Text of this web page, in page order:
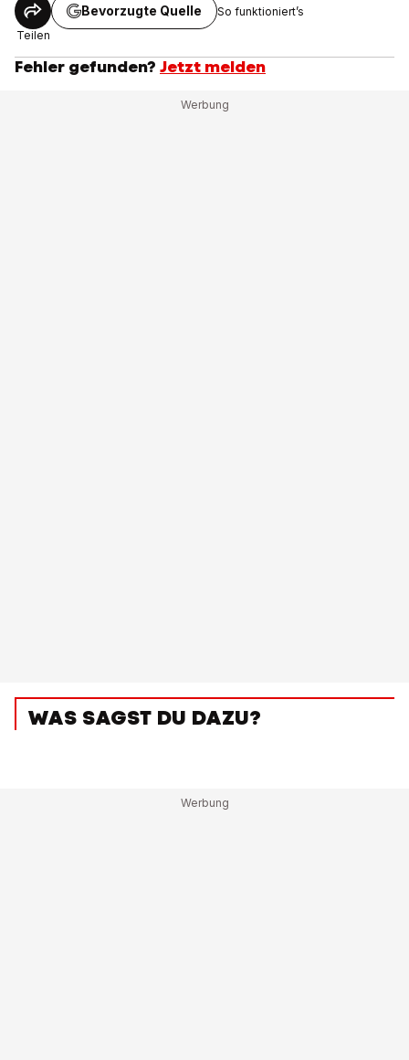
Teilen
Bevorzugte Quelle So funktioniert’s
Fehler gefunden? Jetzt melden
WAS SAGST DU DAZU?